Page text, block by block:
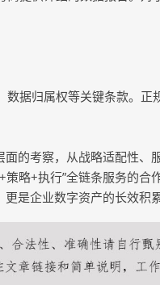
据归属权等关键条款。正
的考察，从战略适配性
略+执行”全链条服务的合
是企业数字资产的长效积累